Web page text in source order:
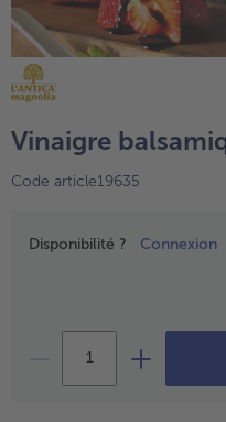
TousPlats cuisinés
Boulangerie &
TousBoulangerie
TousProduits
100%
Tous100%
Vinaigre
Code article19635
Prix
Disponibilité ? Connexion